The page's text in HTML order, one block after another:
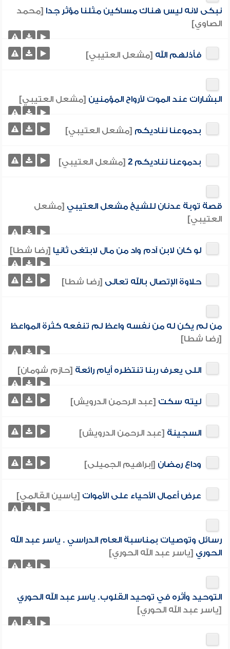
نبكى لانه ليس هناك مساكين مثلنا مؤثر جدا [محمد
الصاوي]
فأذلهم الله [مشعل العتيبي]
البشارات عند الموت لأرواح المؤمنين [مشعل العتيبي]
بدموعنا نناديكم [مشعل العتيبي]
بدموعنا نناديكم 2 [مشعل العتيبي]
قصة توبة عدنان للشيخ مشعل العتيبي [مشعل
العتيبي]
لو كان لابن آدم واد من مال لابتغى ثانيا [رضا شطا]
حلاوة الإتصال بالله تعالى [رضا شطا]
من لم يكن له من نفسه واعظ لم تنفعه كثرة المواعظ
[رضا شطا]
اللى يعرف ربنا تنتظره أيام رائعة [حازم شومان]
ليته سكت [عبد الرحمن الدرويش]
السجينة [عبد الرحمن الدرويش]
وداع رمضان [إبراهيم الجميلى]
عرض أعمال الأحياء على الأموات [ياسين القالمي]
رسائل وتوصيات بمناسبة العام الدراسي . ياسر عبد الله
الحوري [ياسر عبد الله الحوري]
التوحيد وأثره في توحيد القلوب. ياسر عبد الله الحوري
[ياسر عبد الله الحوري]